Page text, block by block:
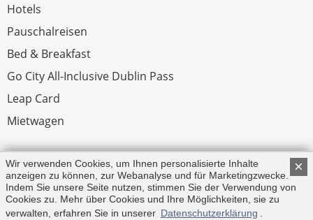
Hotels
Pauschalreisen
Bed & Breakfast
Go City All-Inclusive Dublin Pass
Leap Card
Mietwagen
Rechtliches
Impressum
×
Wir verwenden Cookies, um Ihnen personalisierte Inhalte
anzeigen zu können, zur Webanalyse und für Marketingzwecke.
Indem Sie unsere Seite nutzen, stimmen Sie der Verwendung von
Cookies zu. Mehr über Cookies und Ihre Möglichkeiten, sie zu
verwalten, erfahren Sie in unserer Datenschutzerklärung